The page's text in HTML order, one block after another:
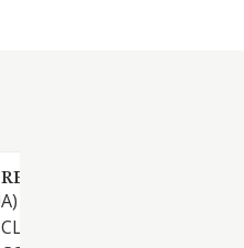
REPOMAR BENIDORM SL
A) LA REALIZACION DE TODA
CLASE DE OBRAS Y